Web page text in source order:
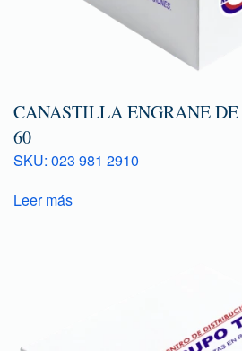
CANASTILLA ENGRANE
60
SKU: 023 981 2910
Leer más